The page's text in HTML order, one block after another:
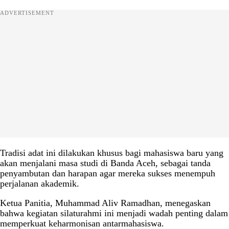
ADVERTISEMENT
Tradisi adat ini dilakukan khusus bagi mahasiswa baru yang
akan menjalani masa studi di Banda Aceh, sebagai tanda
penyambutan dan harapan agar mereka sukses menempuh
perjalanan akademik.
Ketua Panitia, Muhammad Aliv Ramadhan, menegaskan
bahwa kegiatan silaturahmi ini menjadi wadah penting dalam
memperkuat keharmonisan antarmahasiswa.